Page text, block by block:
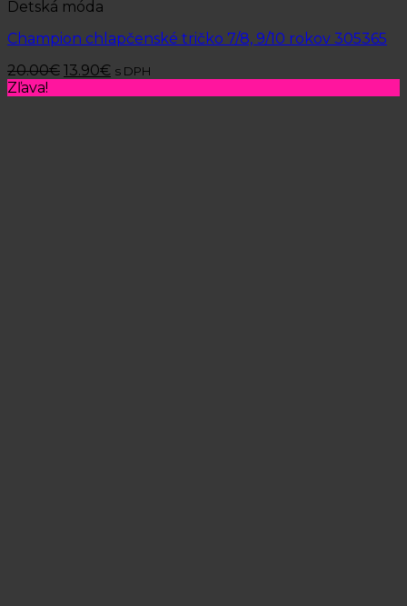
Detská móda
Champion chlapčenské tričko 7/8, 9/10 rokov 305365
20.00€ 13.90€ s DPH
Zľava!